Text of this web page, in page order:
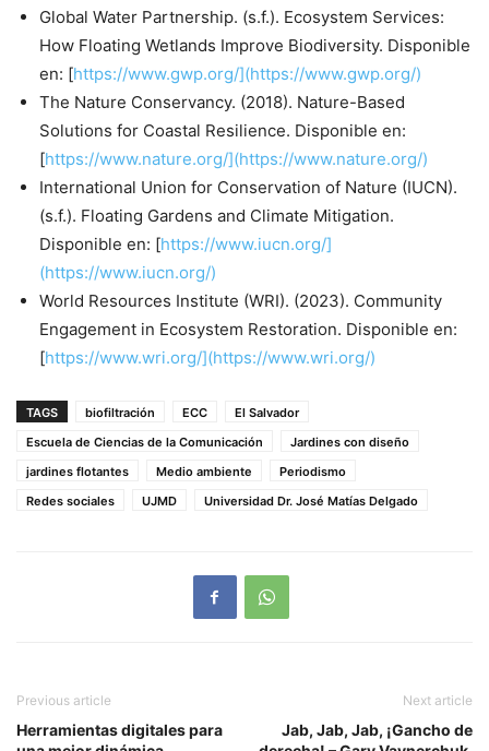
Global Water Partnership. (s.f.). Ecosystem Services:
How Floating Wetlands Improve Biodiversity. Disponible
en: [https://www.gwp.org/](https://www.gwp.org/)
The Nature Conservancy. (2018). Nature-Based
Solutions for Coastal Resilience. Disponible en:
[https://www.nature.org/](https://www.nature.org/)
International Union for Conservation of Nature (IUCN).
(s.f.). Floating Gardens and Climate Mitigation.
Disponible en: [https://www.iucn.org/]
(https://www.iucn.org/)
World Resources Institute (WRI). (2023). Community
Engagement in Ecosystem Restoration. Disponible en:
[https://www.wri.org/](https://www.wri.org/)
TAGS biofiltración ECC
El Salvador
Escuela de Ciencias de la Comunicación
Jardines con diseño
jardines flotantes
Medio ambiente
Periodismo
Redes sociales
UJMD Universidad Dr. José Matías Delgado
Previous article
Herramientas digitales para
Next article
Jab, Jab, Jab, ¡Gancho de